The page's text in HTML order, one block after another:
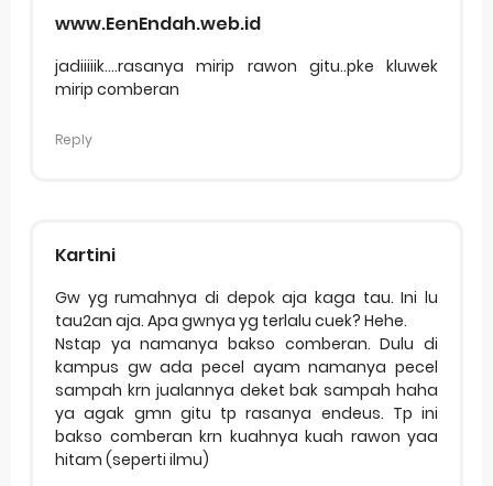
www.EenEndah.web.id
jadiiiiik....rasanya mirip rawon gitu..pke kluwek
mirip comberan
Reply
Kartini
Gw yg rumahnya di depok aja kaga tau. Ini lu
tau2an aja. Apa gwnya yg terlalu cuek? Hehe.
Nstap ya namanya bakso comberan. Dulu di
kampus gw ada pecel ayam namanya pecel
sampah krn jualannya deket bak sampah haha
ya agak gmn gitu tp rasanya endeus. Tp ini
bakso comberan krn kuahnya kuah rawon yaa
hitam (seperti ilmu)